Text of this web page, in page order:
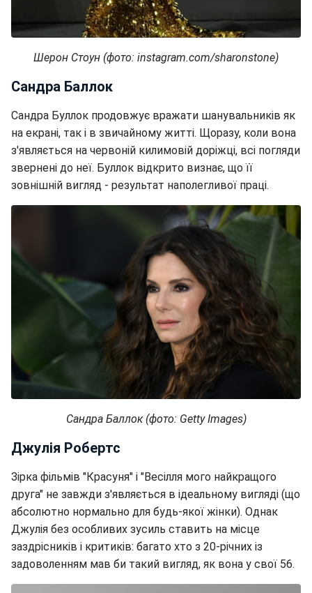
Шерон Стоун (фото: instagram.com/sharonstone​​​​​​​)
Сандра Баллок
Сандра Буллок продовжує вражати шанувальників як
на екрані, так і в звичайному житті. Щоразу, коли вона
з'являється на червоній килимовій доріжці, всі погляди
звернені до неї. Буллок відкрито визнає, що її
зовнішній вигляд - результат наполегливої праці.
Сандра Баллок (фото: Getty Images)
Джулія Робертс
Зірка фільмів "Красуня" і "Весілля мого найкращого
друга" не завжди з'являється в ідеальному вигляді (що
абсолютно нормально для будь-якої жінки). Однак
Джулія без особливих зусиль ставить на місце
заздрісників і критиків: багато хто з 20-річних із
задоволенням мав би такий вигляд, як вона у свої 56.